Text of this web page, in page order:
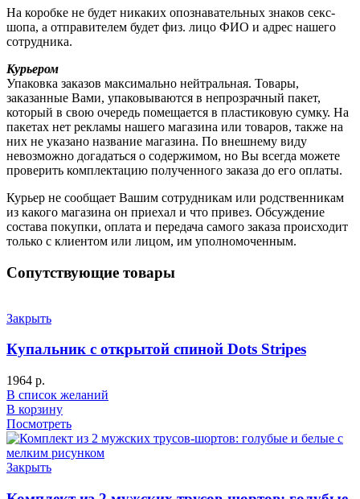
На коробке не будет никаких опознавательных знаков секс-
шопа, а отправителем будет физ. лицо ФИО и адрес нашего
сотрудника.
Курьером
Упаковка заказов максимально нейтральная. Товары,
заказанные Вами, упаковываются в непрозрачный пакет,
который в свою очередь помещается в пластиковую сумку. На
пакетах нет рекламы нашего магазина или товаров, также на
них не указано название магазина. По внешнему виду
невозможно догадаться о содержимом, но Вы всегда можете
проверить комплектацию полученного заказа до его оплаты.
Курьер не сообщает Вашим сотрудникам или родственникам
из какого магазина он приехал и что привез. Обсуждение
состава покупки, оплата и передача самого заказа происходит
только с клиентом или лицом, им уполномоченным.
Сопутствующие товары
Закрыть
Купальник с открытой спиной Dots Stripes
1964 р.
В список желаний
В корзину
Посмотреть
Закрыть